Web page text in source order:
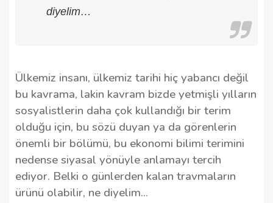
diyelim…
Ülkemiz insanı, ülkemiz tarihi hiç yabancı değil
bu kavrama, lakin kavram bizde yetmişli yılların
sosyalistlerin daha çok kullandığı bir terim
olduğu için, bu sözü duyan ya da görenlerin
önemli bir bölümü, bu ekonomi bilimi terimini
nedense siyasal yönüyle anlamayı tercih
ediyor. Belki o günlerden kalan travmaların
ürünü olabilir, ne diyelim…